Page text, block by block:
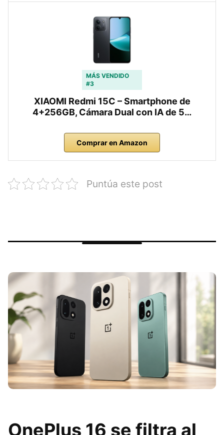
MÁS VENDIDO
#3
XIAOMI Redmi 15C – Smartphone de
4+256GB, Cámara Dual con IA de 5…
Comprar en Amazon
Puntúa este post
OnePlus 16 se filtra al